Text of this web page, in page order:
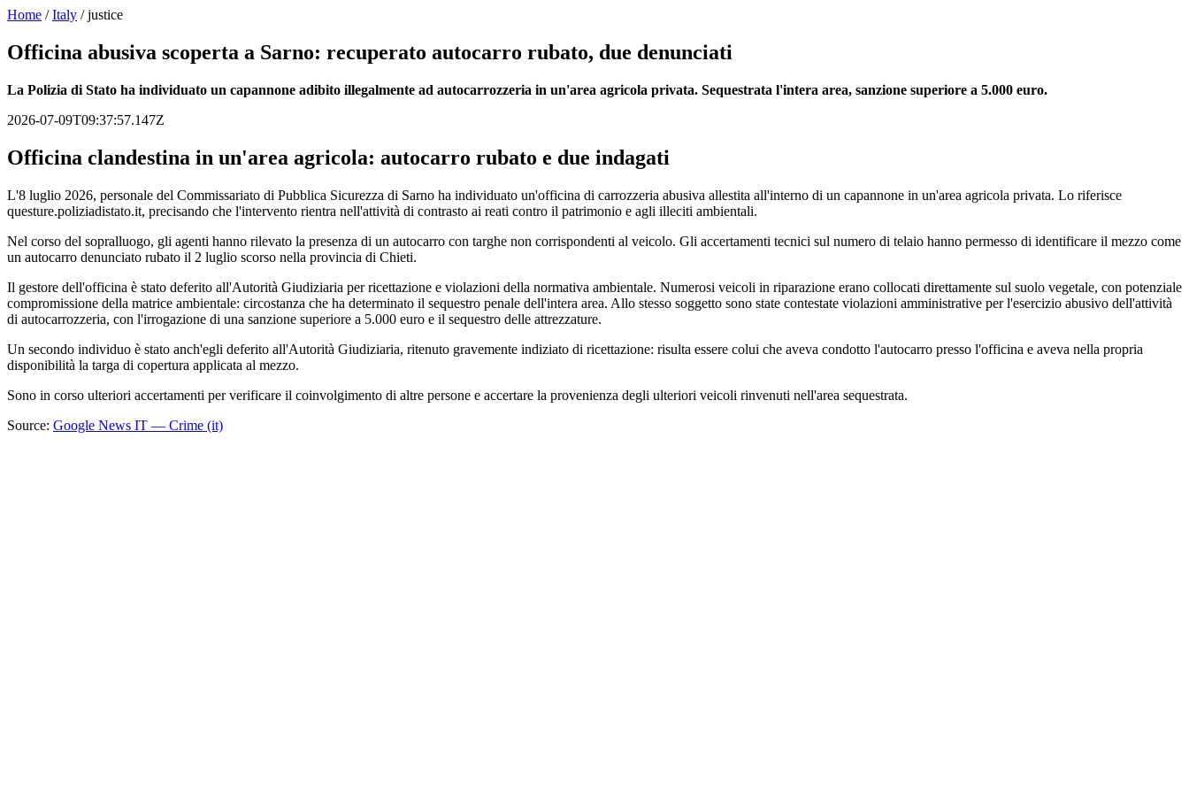
Home /Italy /justice
Officina abusiva scoperta a Sarno: recuperato autocarro rubato, due denunciati
La Polizia di Stato ha individuato un capannone adibito illegalmente ad autocarrozzeria in un'area agricola privata. Sequestrata l'intera area, sanzione superiore a 5.000 euro.
2026-07-09T09:37:57.147Z
Officina clandestina in un'area agricola: autocarro rubato e due indagati
L'8 luglio 2026, personale del Commissariato di Pubblica Sicurezza di Sarno ha individuato un'officina di carrozzeria abusiva allestita all'interno di un capannone in un'area agricola privata. Lo riferisce
questure.poliziadistato.it, precisando che l'intervento rientra nell'attività di contrasto ai reati contro il patrimonio e agli illeciti ambientali.
Nel corso del sopralluogo, gli agenti hanno rilevato la presenza di un autocarro con targhe non corrispondenti al veicolo. Gli accertamenti tecnici sul numero di telaio hanno permesso di identificare il mezzo come
un autocarro denunciato rubato il 2 luglio scorso nella provincia di Chieti.
Il gestore dell'officina è stato deferito all'Autorità Giudiziaria per ricettazione e violazioni della normativa ambientale. Numerosi veicoli in riparazione erano collocati direttamente sul suolo vegetale, con potenziale
compromissione della matrice ambientale: circostanza che ha determinato il sequestro penale dell'intera area. Allo stesso soggetto sono state contestate violazioni amministrative per l'esercizio abusivo dell'attività
di autocarrozzeria, con l'irrogazione di una sanzione superiore a 5.000 euro e il sequestro delle attrezzature.
Un secondo individuo è stato anch'egli deferito all'Autorità Giudiziaria, ritenuto gravemente indiziato di ricettazione: risulta essere colui che aveva condotto l'autocarro presso l'officina e aveva nella propria
disponibilità la targa di copertura applicata al mezzo.
Sono in corso ulteriori accertamenti per verificare il coinvolgimento di altre persone e accertare la provenienza degli ulteriori veicoli rinvenuti nell'area sequestrata.
Source: Google News IT — Crime (it)